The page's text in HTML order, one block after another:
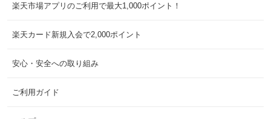
楽天市場アプリのご利用で最大1,000ポイント！
楽天カード新規入会で2,000ポイント
安心・安全への取り組み
ご利用ガイド